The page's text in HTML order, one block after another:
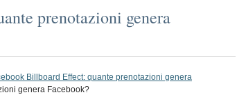
prenotazioni genera
Billboard Effect: quante prenotazioni genera
genera Facebook?